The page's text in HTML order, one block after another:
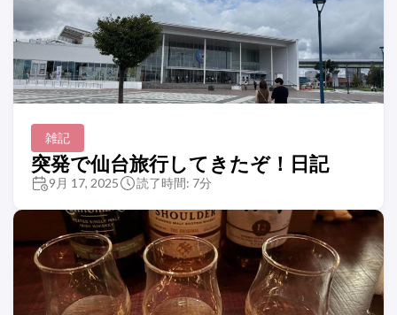
雑記
突発で仙台旅行してきたぞ！日記
9月 17, 2025 読了時間: 7分